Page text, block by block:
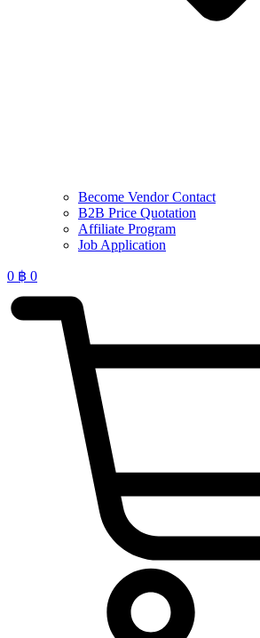
Become Vendor Contact
B2B Price Quotation
Affiliate Program
Job Application
0 ฿ 0